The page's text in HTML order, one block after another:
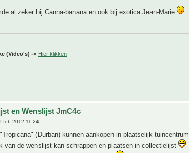
al zeker bij Canna-banana en ook bij exotica Jean-Marie
(Video's) -> Hier klikken
en Wenslijst JmC4c
feb 2012 11:24
(Durban) kunnen aankopen in plaatselijk tuincentrum.
van de wenslijst kan schrappen en plaatsen in collectielijst